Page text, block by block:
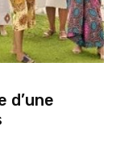
d’une